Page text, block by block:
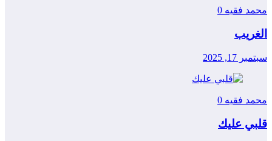
محمد فقيه 0
الغريب
سبتمبر 17, 2025
محمد فقيه 0
قلبي عليك